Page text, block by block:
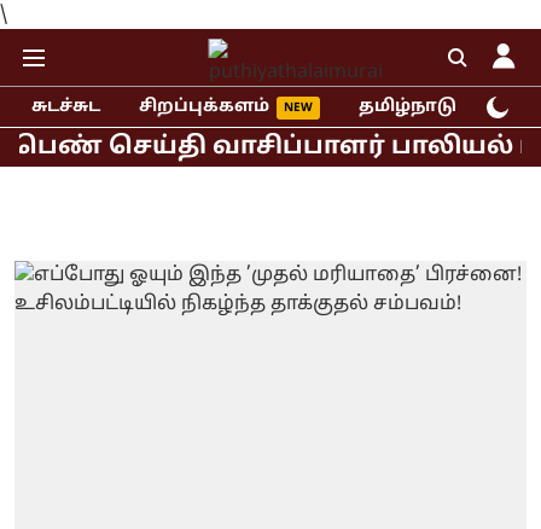
\
சுடச்சுட சிறப்புக்களம் தமிழ்நாடு
செய்தி வாசிப்பாளர் பாலியல் புகார்!